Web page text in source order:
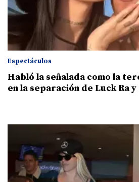
Espectáculos
Habló la señalada como la
en la separación de Luck Ra y